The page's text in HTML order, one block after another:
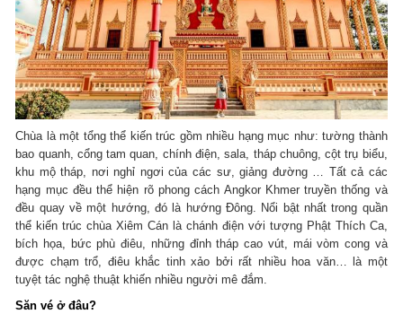
Chùa là một tổng thể kiến trúc gồm nhiều hạng mục như: tường thành
bao quanh, cổng tam quan, chính điện, sala, tháp chuông, cột trụ biểu,
khu mộ tháp, nơi nghỉ ngơi của các sư, giảng đường … Tất cả các
hạng mục đều thể hiện rõ phong cách Angkor Khmer truyền thống và
đều quay về một hướng, đó là hướng Đông. Nổi bật nhất trong quần
thể kiến trúc chùa Xiêm Cán là chánh điện với tượng Phật Thích Ca,
bích họa, bức phù điêu, những đỉnh tháp cao vút, mái vòm cong và
được chạm trổ, điêu khắc tinh xảo bởi rất nhiều hoa văn… là một
tuyệt tác nghệ thuật khiến nhiều người mê đắm.
Săn vé ở đâu?